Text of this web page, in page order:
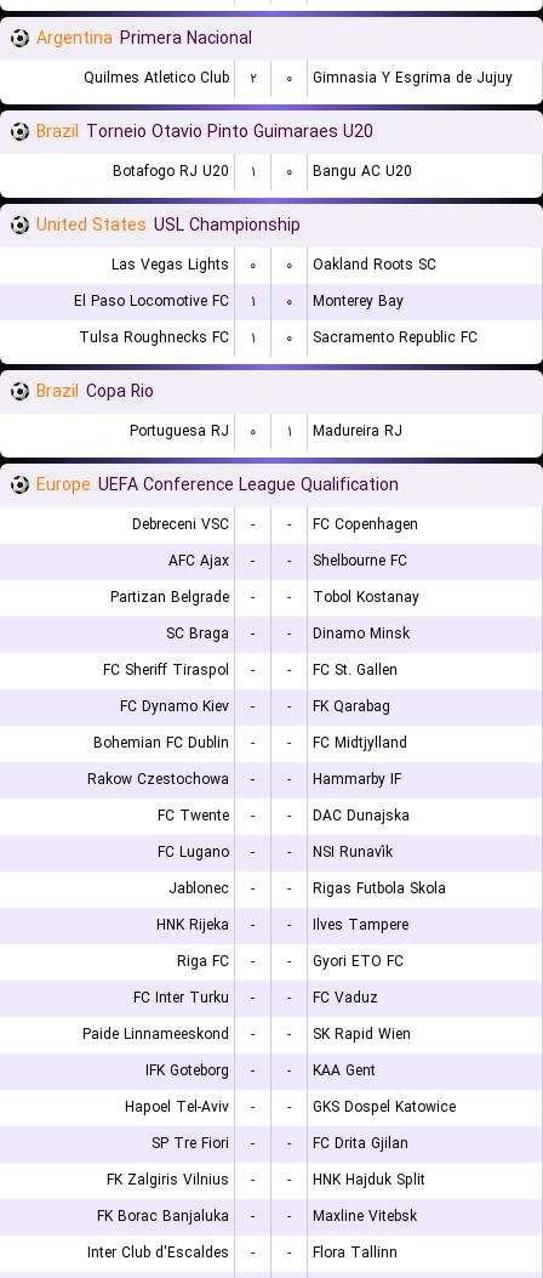
Argentina Primera Nacional
Quilmes Atletico Club ۲ ۰ Gimnasia Y Esgrima de Jujuy
Brazil Torneio Otavio Pinto Guimaraes U20
Botafogo RJ U20 ۱ ۰ Bangu AC U20
United States USL Championship
Las Vegas Lights ۰ ۰
Oakland Roots SC
El Paso Locomotive FC
۱ ۰
Monterey Bay
Tulsa Roughnecks FC
۱ ۰ Sacramento Republic FC
Brazil Copa Rio
Portuguesa RJ ۰ ۱ Madureira RJ
Europe UEFA Conference League Qualification
Debreceni VSC - -
FC Copenhagen
AFC Ajax
- -
Shelbourne FC
Partizan Belgrade
- -
Tobol Kostanay
SC Braga
- -
Dinamo Minsk
FC Sheriff Tiraspol
- -
FC St. Gallen
FC Dynamo Kiev
- -
FK Qarabag
Bohemian FC Dublin
- -
FC Midtjylland
Rakow Czestochowa
- -
Hammarby IF
FC Twente
- -
DAC Dunajska
FC Lugano
- -
NSI Runavík
Jablonec
- -
Rigas Futbola Skola
HNK Rijeka
- -
Ilves Tampere
Riga FC
- -
Gyori ETO FC
FC Inter Turku
- -
FC Vaduz
Paide Linnameeskond
- -
SK Rapid Wien
IFK Goteborg
- -
KAA Gent
Hapoel Tel-Aviv
- -
GKS Dospel Katowice
SP Tre Fiori
- -
FC Drita Gjilan
FK Zalgiris Vilnius
- -
HNK Hajduk Split
FK Borac Banjaluka
- -
Maxline Vitebsk
Inter Club d'Escaldes
- - Flora Tallinn